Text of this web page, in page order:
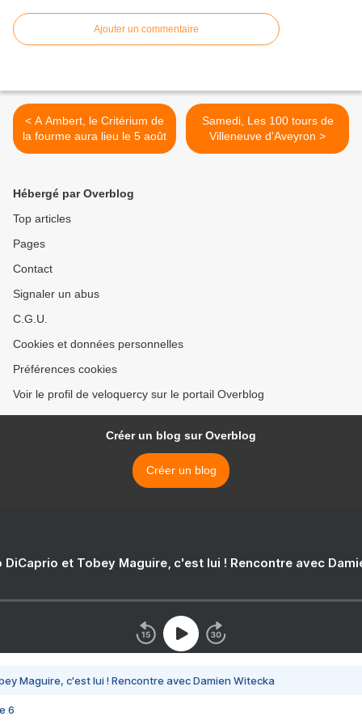
Ajouter un commentaire
< A Ambert, le Critérium de
la fourme aura lieu le 5 août
Samedi, Les 100 tours de
Villeneuve d'Aveyron >
Hébergé par Overblog
Top articles
Pages
Contact
Signaler un abus
C.G.U.
Cookies et données personnelles
Préférences cookies
Voir le profil de veloquercy sur le portail Overblog
Créer un blog sur Overblog
Créer un blog
DiCaprio et Tobey Maguire, c'est lui ! Rencontre avec
Maguire, c'est lui ! Rencontre avec Damien Witecka
6